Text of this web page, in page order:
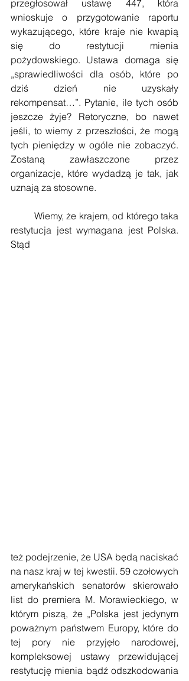
przegłosował ustawę 447, która
wnioskuje o przygotowanie raportu
wykazującego, które kraje nie kwapią
się do restytucji mienia
pożydowskiego. Ustawa domaga się
„sprawiedliwości dla osób, które po
dziś dzień nie uzyskały
rekompensat…”. Pytanie, ile tych osób
jeszcze żyje? Retoryczne, bo nawet
jeśli, to wiemy z przeszłości, że mogą
tych pieniędzy w ogóle nie zobaczyć.
Zostaną zawłaszczone przez
organizacje, które wydadzą je tak, jak
uznają za stosowne.
restytucja jest wymagana jest Polska.
Stąd
też podejrzenie, że USA będą naciskać
na nasz kraj w tej kwestii. 59 czołowych
amerykańskich senatorów skierowało
list do premiera M. Morawieckiego, w
którym piszą, że „Polska jest jedynym
poważnym państwem Europy, które do
tej pory nie przyjęło narodowej,
kompleksowej ustawy przewidującej
restytucję mienia bądź odszkodowania